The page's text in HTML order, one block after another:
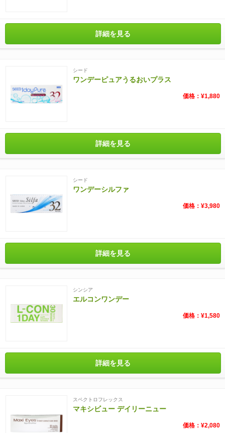
詳細を見る
シード
ワンデーピュアうるおいプラス
価格：¥1,880
詳細を見る
シード
ワンデーシルファ
価格：¥3,980
詳細を見る
シンシア
エルコンワンデー
価格：¥1,580
詳細を見る
スペクトロフレックス
マキシビュー デイリーニュー
価格：¥2,080